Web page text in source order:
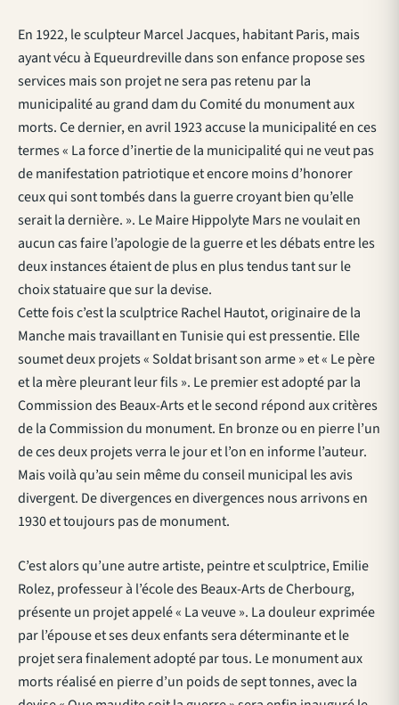
En 1922, le sculpteur Marcel Jacques, habitant Paris, mais
ayant vécu à Equeurdreville dans son enfance propose ses
services mais son projet ne sera pas retenu par la
municipalité au grand dam du Comité du monument aux
morts. Ce dernier, en avril 1923 accuse la municipalité en ces
termes « La force d’inertie de la municipalité qui ne veut pas
de manifestation patriotique et encore moins d’honorer
ceux qui sont tombés dans la guerre croyant bien qu’elle
serait la dernière. ». Le Maire Hippolyte Mars ne voulait en
aucun cas faire l’apologie de la guerre et les débats entre les
deux instances étaient de plus en plus tendus tant sur le
choix statuaire que sur la devise.
Cette fois c’est la sculptrice Rachel Hautot, originaire de la
Manche mais travaillant en Tunisie qui est pressentie. Elle
soumet deux projets « Soldat brisant son arme » et « Le père
et la mère pleurant leur fils ». Le premier est adopté par la
Commission des Beaux-Arts et le second répond aux critères
de la Commission du monument. En bronze ou en pierre l’un
de ces deux projets verra le jour et l’on en informe l’auteur.
Mais voilà qu’au sein même du conseil municipal les avis
divergent. De divergences en divergences nous arrivons en
1930 et toujours pas de monument.
C’est alors qu’une autre artiste, peintre et sculptrice, Emilie
Rolez, professeur à l’école des Beaux-Arts de Cherbourg,
présente un projet appelé « La veuve ». La douleur exprimée
par l’épouse et ses deux enfants sera déterminante et le
projet sera finalement adopté par tous. Le monument aux
morts réalisé en pierre d’un poids de sept tonnes, avec la